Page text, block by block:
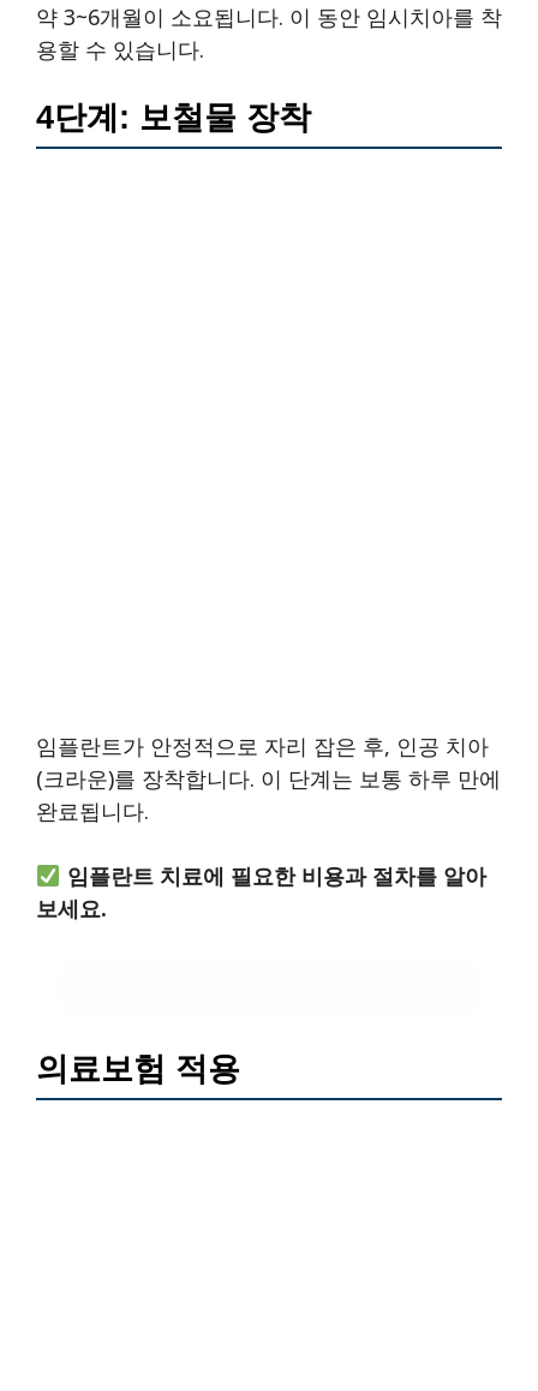
약 3~6개월이 소요됩니다. 이 동안 임시치아를 착
용할 수 있습니다.
4단계: 보철물 장착
임플란트가 안정적으로 자리 잡은 후, 인공 치아
(크라운)를 장착합니다. 이 단계는 보통 하루 만에
완료됩니다.
임플란트 치료에 필요한 비용과 절차를 알아
보세요.
의료보험 적용